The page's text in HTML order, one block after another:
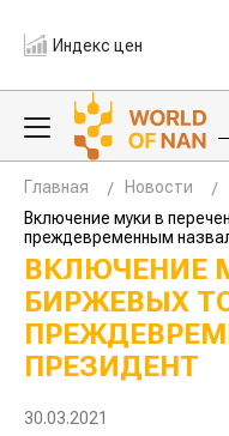
Индекс цен
Главная
Новости
Включение муки в
преждевременным
ВКЛЮЧЕНИЕ
БИРЖЕВЫХ
ПРЕЗИДЕНТ
30.03.2021